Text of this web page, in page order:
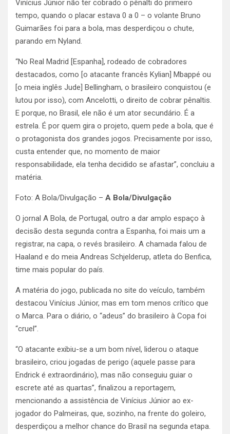
Vinícius Júnior não ter cobrado o pênalti do primeiro
tempo, quando o placar estava 0 a 0 – o volante Bruno
Guimarães foi para a bola, mas desperdiçou o chute,
parando em Nyland.
“No Real Madrid [Espanha], rodeado de cobradores
destacados, como [o atacante francês Kylian] Mbappé ou
[o meia inglês Jude] Bellingham, o brasileiro conquistou (e
lutou por isso), com Ancelotti, o direito de cobrar pênaltis.
E porque, no Brasil, ele não é um ator secundário. É a
estrela. É por quem gira o projeto, quem pede a bola, que é
o protagonista dos grandes jogos. Precisamente por isso,
custa entender que, no momento de maior
responsabilidade, ela tenha decidido se afastar”, concluiu a
matéria.
Foto: A Bola/Divulgação – A Bola/Divulgação
O jornal A Bola, de Portugal, outro a dar amplo espaço à
decisão desta segunda contra a Espanha, foi mais um a
registrar, na capa, o revés brasileiro. A chamada falou de
Haaland e do meia Andreas Schjelderup, atleta do Benfica,
time mais popular do país.
A matéria do jogo, publicada no site do veículo, também
destacou Vinícius Júnior, mas em tom menos crítico que
o Marca. Para o diário, o “adeus” do brasileiro à Copa foi
“cruel”.
“O atacante exibiu-se a um bom nível, liderou o ataque
brasileiro, criou jogadas de perigo (aquele passe para
Endrick é extraordinário), mas não conseguiu guiar o
escrete até as quartas”, finalizou a reportagem,
mencionando a assistência de Vinícius Júnior ao ex-
jogador do Palmeiras, que, sozinho, na frente do goleiro,
desperdiçou a melhor chance do Brasil na segunda etapa.